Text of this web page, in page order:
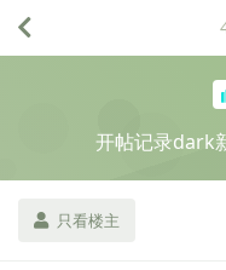
开帖记录dark
只看楼主